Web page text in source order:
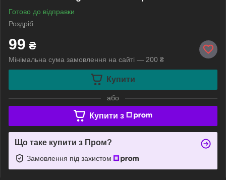
Готово до відправки
Роздріб
99 ₴
Мінімальна сума замовлення на сайті — 200 ₴
Купити
або
Купити з
Що таке купити з Пром?
Замовлення під захистом